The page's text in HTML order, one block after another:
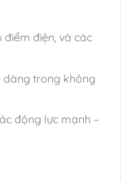
điểm điện, và các
trong không
động lực mạnh –